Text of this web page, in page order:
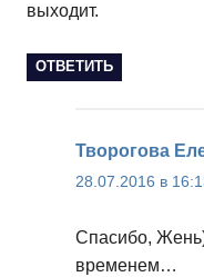
выходит.
ОТВЕТИТЬ
Творогова
28.07.2016 в
Спасибо,
временем…